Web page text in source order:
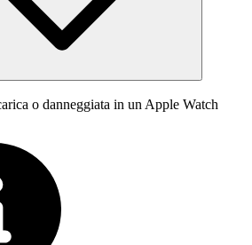
o danneggiata in un Apple Watch